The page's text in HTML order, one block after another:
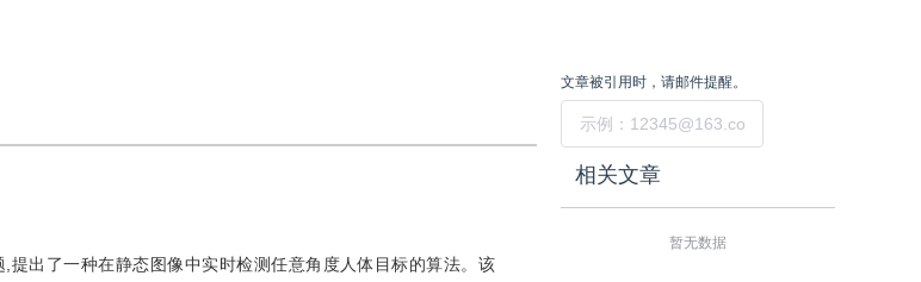
出了一种在静态图像中实时检测任意角度人体目标的算法。该
文章被引用时，请邮件提醒。
相关文章
暂无数据